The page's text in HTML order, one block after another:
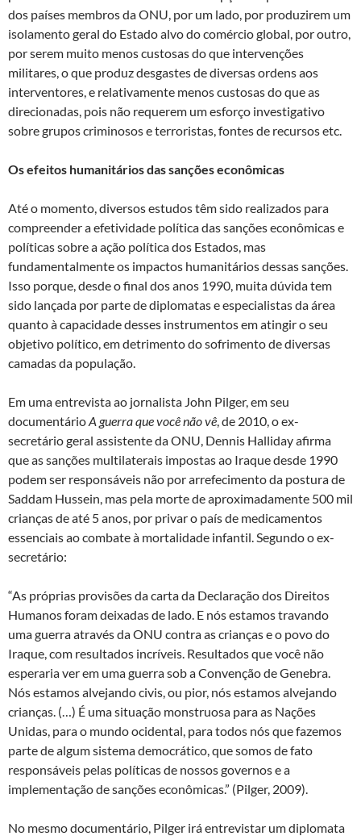
dos países membros da ONU, por um lado, por produzirem um
isolamento geral do Estado alvo do comércio global, por outro,
por serem muito menos custosas do que intervenções
militares, o que produz desgastes de diversas ordens aos
interventores, e relativamente menos custosas do que as
direcionadas, pois não requerem um esforço investigativo
sobre grupos criminosos e terroristas, fontes de recursos etc.
Os efeitos humanitários das sanções econômicas
Até o momento, diversos estudos têm sido realizados para
compreender a efetividade política das sanções econômicas e
políticas sobre a ação política dos Estados, mas
fundamentalmente os impactos humanitários dessas sanções.
Isso porque, desde o final dos anos 1990, muita dúvida tem
sido lançada por parte de diplomatas e especialistas da área
quanto à capacidade desses instrumentos em atingir o seu
objetivo político, em detrimento do sofrimento de diversas
camadas da população.
Em uma entrevista ao jornalista John Pilger, em seu
documentárioA guerra que você não vê, de 2010, o ex-
secretário geral assistente da ONU, Dennis Halliday afirma
que as sanções multilaterais impostas ao Iraque desde 1990
podem ser responsáveis não por arrefecimento da postura de
Saddam Hussein, mas pela morte de aproximadamente 500 mil
crianças de até 5 anos, por privar o país de medicamentos
essenciais ao combate à mortalidade infantil. Segundo o ex-
secretário:
“As próprias provisões da carta da Declaração dos Direitos
Humanos foram deixadas de lado. E nós estamos travando
uma guerra através da ONU contra as crianças e o povo do
Iraque, com resultados incríveis. Resultados que você não
esperaria ver em uma guerra sob a Convenção de Genebra.
Nós estamos alvejando civis, ou pior, nós estamos alvejando
crianças. (…) É uma situação monstruosa para as Nações
Unidas, para o mundo ocidental, para todos nós que fazemos
parte de algum sistema democrático, que somos de fato
responsáveis pelas políticas de nossos governos e a
implementação de sanções econômicas.” (Pilger, 2009).
No mesmo documentário, Pilger irá entrevistar um diplomata